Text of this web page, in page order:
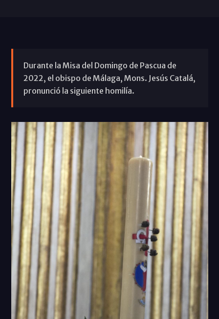
Durante la Misa del Domingo de Pascua de
2022, el obispo de Málaga, Mons. Jesús Catalá,
pronunció la siguiente homilía.